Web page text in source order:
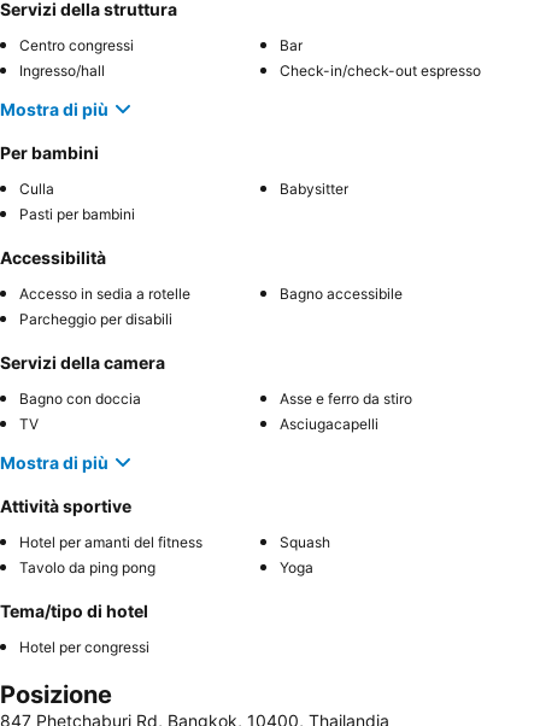
Servizi della struttura
Centro congressi
Bar
Ingresso/hall
Check-in/check-out espresso
Mostra di più
Per bambini
Culla
Babysitter
Pasti per bambini
Accessibilità
Accesso in sedia a rotelle
Bagno accessibile
Parcheggio per disabili
Servizi della camera
Bagno con doccia
Asse e ferro da stiro
TV
Asciugacapelli
Mostra di più
Attività sportive
Hotel per amanti del fitness
Squash
Tavolo da ping pong
Yoga
Tema/tipo di hotel
Hotel per congressi
Posizione
847 Phetchaburi Rd, Bangkok, 10400, Thailandia